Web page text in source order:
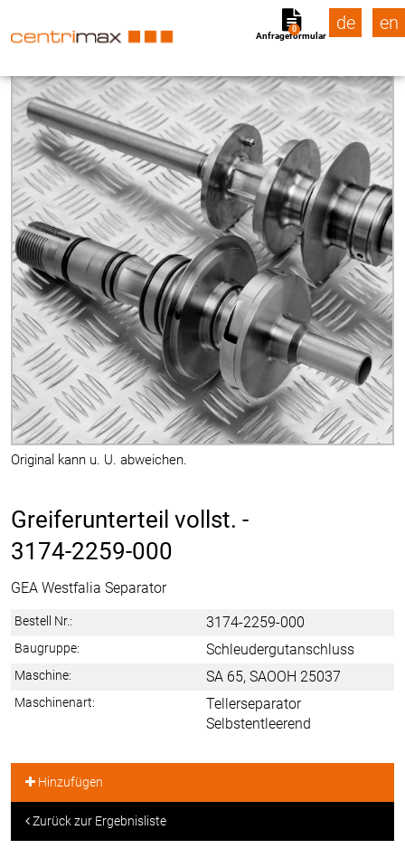
Anfrageformular
0 de en
Original kann u. U. abweichen.
Greiferunterteil vollst. -
3174-2259-000
GEA Westfalia Separator
Bestell Nr.: 3174-2259-000
Baugruppe: Schleudergutanschluss
Maschine: SA 65, SAOOH 25037
Maschinenart:
Tellerseparator
Selbstentleerend
Hinzufügen
Zurück zur Ergebnisliste